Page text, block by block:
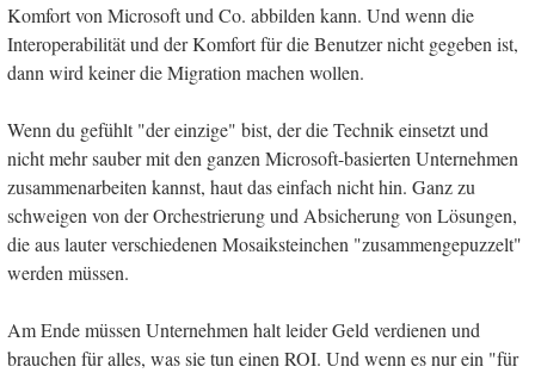
Komfort von Microsoft und Co. abbilden kann. Und wenn die
Interoperabilität und der Komfort für die Benutzer nicht gegeben ist,
dann wird keiner die Migration machen wollen.
Wenn du gefühlt "der einzige" bist, der die Technik einsetzt und
nicht mehr sauber mit den ganzen Microsoft-basierten Unternehmen
zusammenarbeiten kannst, haut das einfach nicht hin. Ganz zu
schweigen von der Orchestrierung und Absicherung von Lösungen,
die aus lauter verschiedenen Mosaiksteinchen "zusammengepuzzelt"
werden müssen.
Am Ende müssen Unternehmen halt leider Geld verdienen und
brauchen für alles, was sie tun einen ROI. Und wenn es nur ein "für